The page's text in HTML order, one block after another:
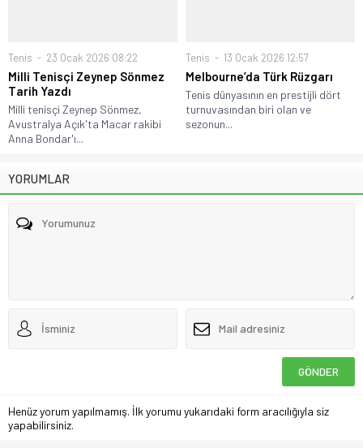
Tenis 23 Ocak 2026 08:22
Milli Tenisçi Zeynep Sönmez
Tarih Yazdı
Milli tenisçi Zeynep Sönmez,
Avustralya Açık'ta Macar rakibi
Anna Bondar'ı...
Tenis 13 Ocak 2026 12:57
Melbourne’da Türk Rüzgarı
Tenis dünyasının en prestijli dört
turnuvasından biri olan ve
sezonun...
YORUMLAR
Henüz yorum yapılmamış. İlk yorumu yukarıdaki form aracılığıyla siz
yapabilirsiniz.